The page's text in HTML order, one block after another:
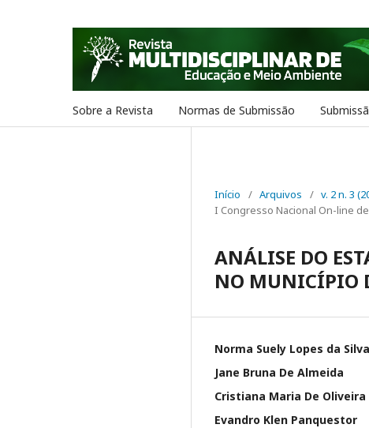
Sobre a Revista Normas de Submissão
Início / Arquivos / v. 2 n. 3
I Congresso Nacional On-line
ANÁLISE DO
NO MUNICÍPIO
Norma Suely Lopes da
Jane Bruna De Almeida
Cristiana Maria De Oliveira
Evandro Klen Panquestor